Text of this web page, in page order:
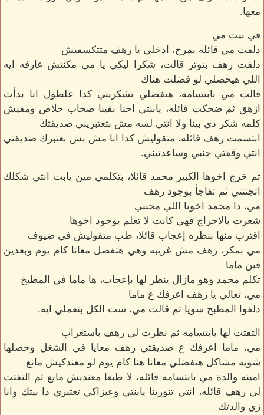
معها.
في بيت مي
دلفت مي قائله بمرح، ادخلي يا رهف متتكسفيش
دلفت رهف بتوتر قالت، شكرا ليكي يا مي مكنتش عارفه ايه
اللي هيحصلي لو فضلت هناك
قالت مي بابتسامه، هتفضلي تشكريني كدا علطول انا بدأت
ازهق ثم ضحكت قائله، يابنتي احنا بقينا صحاب خلاص ومفيش
كلمه شكر دي بينا ولا انتي لسه مش بتعتبريني صديقتك
ابتسمت رهف قائله، متقوليش كدا انا مش بس بعتبرك صديقتي
انتي وقفتي جنبي وساعدتيني.
ثم خرج اخوها الكبير محمد قائلا، بتكلمي مين يابت انتي شكلك
اتجننتي ثم تفاجأ بوجود رهف
مي، دا محمد اخويا اللي مجنني
شعرت بالاحراج فهي كانت لا تعلم بوجود اخوها
اقترب منها بنظره إعجاب قائلا، طب متقوليش في ضيوف
مي بمكر، رهف مش غريبه وهي هتفضل معانا كام يوم وبعدين
فين ماما
تكلم محمد وهو مازال ينظر لها بإعجاب، ها ماما في المطبخ
مي، تعالي يا رهف اعرفك ع ماما
دلفوا المطبخ سويا ثم قالت مي، ست الكل بتعملي ايه.
التفتت لها بابتسامه ثم نظرت لي رهف باستغراب
مي، ماما اعرفك ع صديقتي رهف معايا في الشغل وحصلها
شويه مشاكل هتفضلي معانا هنا كام يوم لو معندكيش مانع
امينه والدة مي بابتسامه قائله، لا طبعا معنديش مانع ثم التفتت
لي رهف قائله، انتي تنورينا يابنتي وعيزاكي تعتبري دا بيتك وانا
زي والدتك